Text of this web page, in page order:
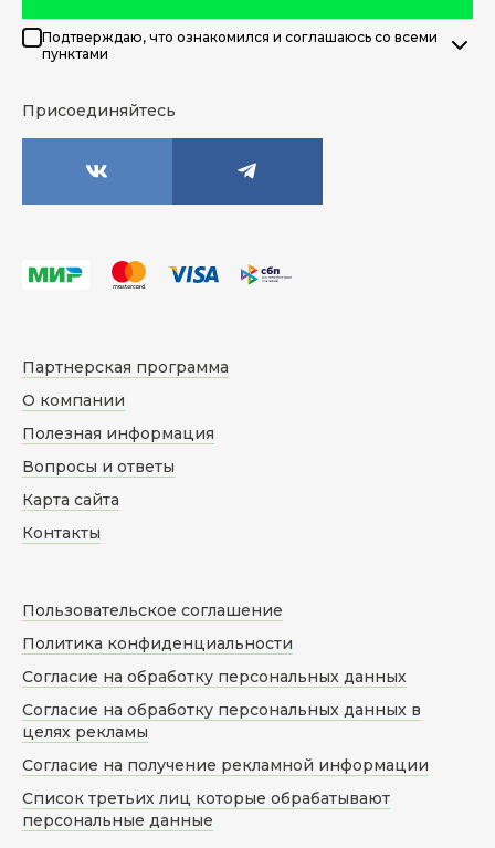
Подтверждаю, что ознакомился и соглашаюсь со всеми
пунктами
Присоединяйтесь
Партнерская программа
О компании
Полезная информация
Вопросы и ответы
Карта сайта
Контакты
Пользовательское соглашение
Политика конфиденциальности
Согласие на обработку персональных данных
Согласие на обработку персональных данных в
целях рекламы
Согласие на получение рекламной информации
Список третьих лиц которые обрабатывают
персональные данные